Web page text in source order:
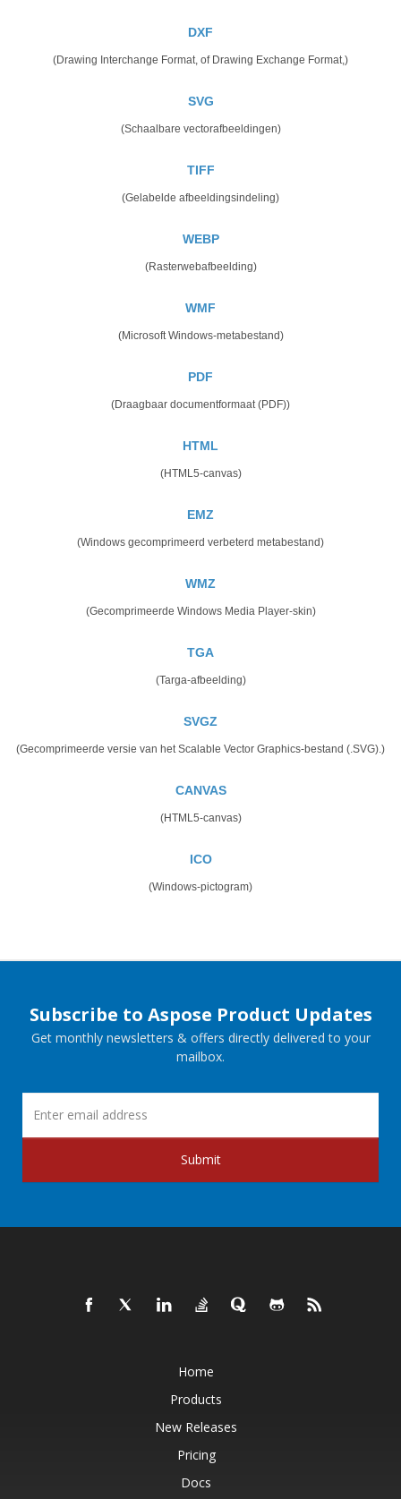
DXF
(Drawing Interchange Format, of Drawing Exchange Format,)
SVG
(Schaalbare vectorafbeeldingen)
TIFF
(Gelabelde afbeeldingsindeling)
WEBP
(Rasterwebafbeelding)
WMF
(Microsoft Windows-metabestand)
PDF
(Draagbaar documentformaat (PDF))
HTML
(HTML5-canvas)
EMZ
(Windows gecomprimeerd verbeterd metabestand)
WMZ
(Gecomprimeerde Windows Media Player-skin)
TGA
(Targa-afbeelding)
SVGZ
(Gecomprimeerde versie van het Scalable Vector Graphics-bestand (.SVG).)
CANVAS
(HTML5-canvas)
ICO
(Windows-pictogram)
Subscribe to Aspose Product Updates
Get monthly newsletters & offers directly delivered to your
mailbox.
Submit
Home
Products
New Releases
Pricing
Docs